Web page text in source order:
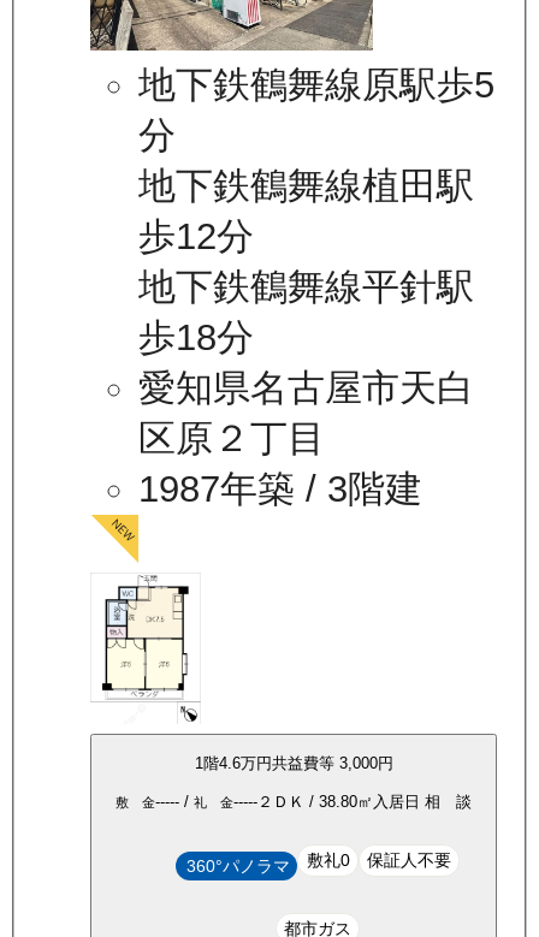
地下鉄鶴舞線原駅歩5
分
地下鉄鶴舞線植田駅
歩12分
地下鉄鶴舞線平針駅
歩18分
愛知県名古屋市天白
区原２丁目
1987年築 / 3階建
1階4.6万円共益費等 3,000円
敷 金----- / 礼 金----- ２ＤＫ / 38.80㎡ 入居日 相 談
360°パノラマ 敷礼0 保証人不要
都市ガス